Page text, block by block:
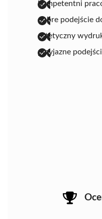
kompetentni
dobre podejście
estetyczny
przyjazne